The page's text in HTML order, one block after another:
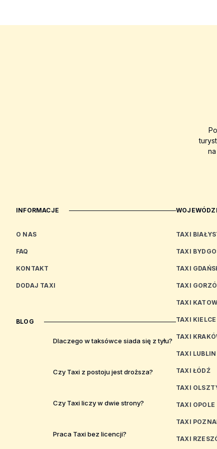
INFORMACJE
O NAS
FAQ
KONTAKT
DODAJ TAXI
BLOG
Dlaczego w taksówce siada się z tyłu?
Czy Taxi z postoju jest droższa?
Czy Taxi liczy w dwie strony?
Praca Taxi bez licencji?
TAXI
TAXI
TAXI
TAXI
TAXI
TAXI KIELCE
TAXI
TAXI LUBLIN
TAXI ŁÓDŹ
TAXI
TAXI OPOLE
TAXI
TAXI